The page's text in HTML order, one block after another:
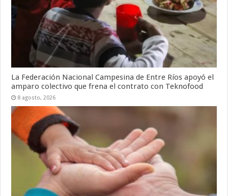
La Federación Nacional Campesina de Entre Ríos apoyó el
amparo colectivo que frena el contrato con Teknofood
8 agosto, 2026